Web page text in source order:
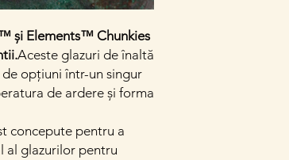
și Elements™ Chunkies
Aceste glazuri de înaltă
opțiuni într-un singur
de ardere și forma
concepute pentru a
al glazurilor pentru